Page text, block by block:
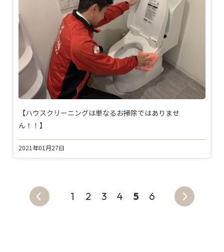
【ハウスクリーニングは単なるお掃除ではありませ
ん！！】
2021年01月27日
1 2 3 4 5 6